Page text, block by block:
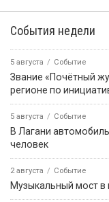
События недели
5 августа Событие
Звание «Почётный
регионе по
5 августа Событие
В Лагани
человек
2 августа Событие
Музыкальный мост в